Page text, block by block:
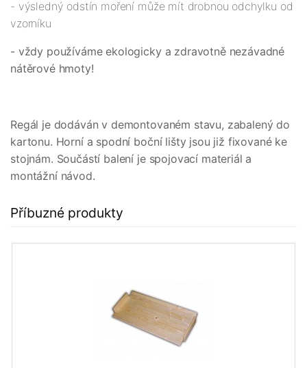
- výsledný odstín moření může mít drobnou odchylku od
vzorníku
- vždy používáme ekologicky a zdravotně nezávadné
nátěrové hmoty!
Regál je dodáván v demontovaném stavu, zabalený do
kartonu. Horní a spodní boční lišty jsou již fixované ke
stojnám. Součástí balení je spojovací materiál a
montážní návod.
Příbuzné produkty